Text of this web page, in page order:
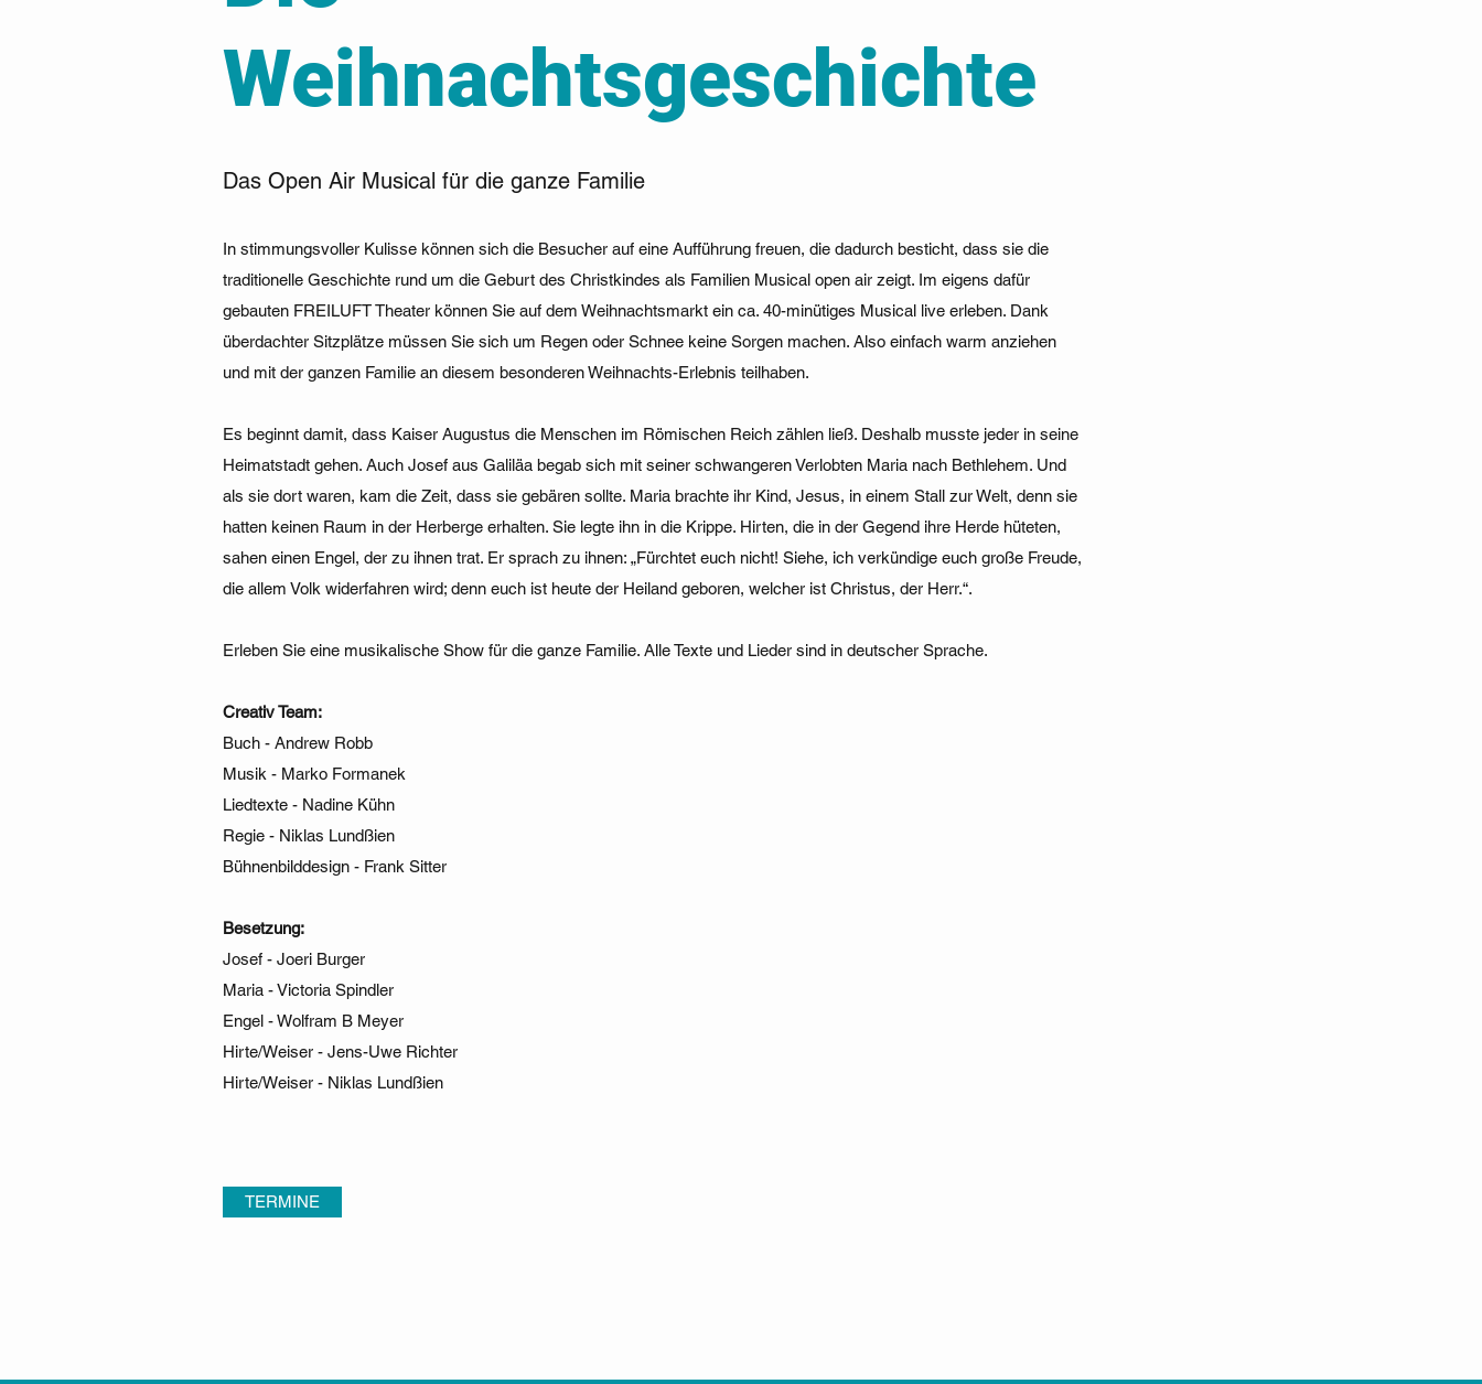
Weihnachtsgeschichte
Das Open Air Musical für die ganze Familie
In stimmungsvoller Kulisse können sich die Besucher auf eine Aufführung freuen, die dadurch besticht, dass sie die
traditionelle Geschichte rund um die Geburt des Christkindes als Familien Musical open air zeigt. Im eigens dafür
gebauten FREILUFT Theater können Sie auf dem Weihnachtsmarkt ein ca. 40-minütiges Musical live erleben. Dank
überdachter Sitzplätze müssen Sie sich um Regen oder Schnee keine Sorgen machen. Also einfach warm anziehen
und mit der ganzen Familie an diesem besonderen Weihnachts-Erlebnis teilhaben.
Es beginnt damit, dass Kaiser Augustus die Menschen im Römischen Reich zählen ließ. Deshalb musste jeder in seine
Heimatstadt gehen. Auch Josef aus Galiläa begab sich mit seiner schwangeren Verlobten Maria nach Bethlehem. Und
als sie dort waren, kam die Zeit, dass sie gebären sollte. Maria brachte ihr Kind, Jesus, in einem Stall zur Welt, denn sie
hatten keinen Raum in der Herberge erhalten. Sie legte ihn in die Krippe. Hirten, die in der Gegend ihre Herde hüteten,
sahen einen Engel, der zu ihnen trat. Er sprach zu ihnen: „Fürchtet euch nicht! Siehe, ich verkündige euch große Freude,
die allem Volk widerfahren wird; denn euch ist heute der Heiland geboren, welcher ist Christus, der Herr.“.
Erleben Sie eine musikalische Show für die ganze Familie. Alle Texte und Lieder sind in deutscher Sprache.
Creativ Team:
Buch - Andrew Robb
Musik - Marko Formanek
Liedtexte - Nadine Kühn
Regie - Niklas Lundßien
Bühnenbilddesign - Frank Sitter
Besetzung:
Josef - Joeri Burger
Maria - Victoria Spindler
Engel - Wolfram B Meyer
Hirte/Weiser - Jens-Uwe Richter
Hirte/Weiser - Niklas Lundßien
TERMINE